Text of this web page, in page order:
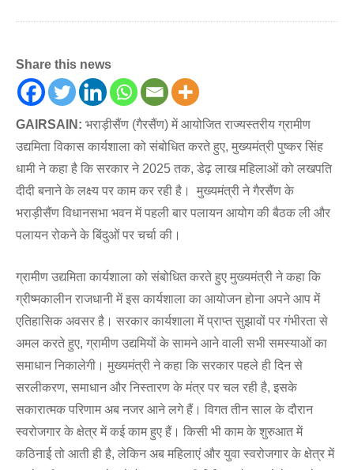
Share this news
GAIRSAIN: भराड़ीसैंण (गैरसैंण) में आयोजित राज्यस्तरीय ग्रामीण
उद्यमिता विकास कार्यशाला को संबोधित करते हुए, मुख्यमंत्री पुष्कर सिंह
धामी ने कहा है कि सरकार ने 2025 तक, डेढ़ लाख महिलाओं को लखपति
दीदी बनाने के लक्ष्य पर काम कर रही है। मुख्यमंत्री ने गैरसैंण के
भराड़ीसैंण विधानसभा भवन में पहली बार पलायन आयोग की बैठक ली और
पलायन रोकने के बिंदुओं पर चर्चा की।
ग्रामीण उद्यमिता कार्यशाला को संबोधित करते हुए मुख्यमंत्री ने कहा कि
ग्रीष्मकालीन राजधानी में इस कार्यशाला का आयोजन होना अपने आप में
एतिहासिक अवसर है। सरकार कार्यशाला में प्राप्त सुझावों पर गंभीरता से
अमल करते हुए, ग्रामीण उद्यमियों के सामने आने वाली सभी समस्याओं का
समाधान निकालेगी। मुख्यमंत्री ने कहा कि सरकार पहले ही दिन से
सरलीकरण, समाधान और निस्तारण के मंत्र पर चल रही है, इसके
सकारात्मक परिणाम अब नजर आने लगे हैं। विगत तीन साल के दौरान
स्वरोजगार के क्षेत्र में कई काम हुए हैं। किसी भी काम के शुरुआत में
कठिनाई तो आती ही है, लेकिन अब महिलाएं और युवा स्वरोजगार के क्षेत्र में